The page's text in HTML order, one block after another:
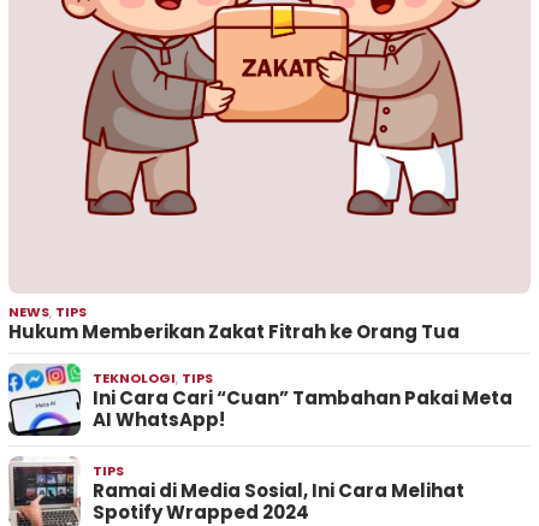
NEWS, TIPS
Hukum Memberikan Zakat Fitrah ke Orang Tua
TEKNOLOGI, TIPS
Ini Cara Cari “Cuan” Tambahan Pakai Meta
AI WhatsApp!
TIPS
Ramai di Media Sosial, Ini Cara Melihat
Spotify Wrapped 2024